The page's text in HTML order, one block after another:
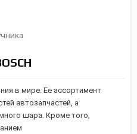
в мире. Ее ассортимент
автозапчастей, а
шара. Кроме того,